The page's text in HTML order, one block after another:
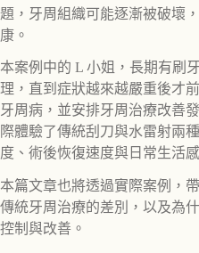
題，牙周組織可能逐漸被破壞
康。
本案例中的 L 小姐，長期有刷
理，直到症狀越來越嚴重後才
牙周病，並安排牙周治療改善
際體驗了傳統刮刀與水雷射兩
度、術後恢復速度與日常生活
本篇文章也將透過實際案例，
傳統牙周治療的差別，以及為
控制與改善。